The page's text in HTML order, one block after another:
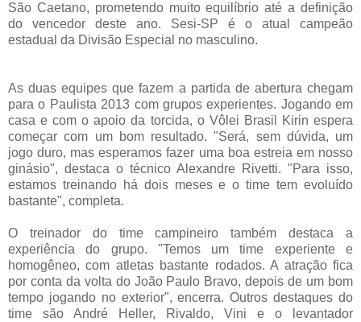
São Caetano, prometendo muito equilíbrio até a definição
do vencedor deste ano. Sesi-SP é o atual campeão
estadual da Divisão Especial no masculino.
As duas equipes que fazem a partida de abertura chegam
para o Paulista 2013 com grupos experientes. Jogando em
casa e com o apoio da torcida, o Vôlei Brasil Kirin espera
começar com um bom resultado. "Será, sem dúvida, um
jogo duro, mas esperamos fazer uma boa estreia em nosso
ginásio", destaca o técnico Alexandre Rivetti. "Para isso,
estamos treinando há dois meses e o time tem evoluído
bastante", completa.
O treinador do time campineiro também destaca a
experiência do grupo. "Temos um time experiente e
homogêneo, com atletas bastante rodados. A atração fica
por conta da volta do João Paulo Bravo, depois de um bom
tempo jogando no exterior", encerra. Outros destaques do
time são André Heller, Rivaldo, Vini e o levantador